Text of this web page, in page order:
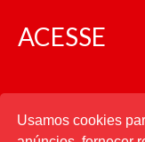
ACESSE
Usamos cookies